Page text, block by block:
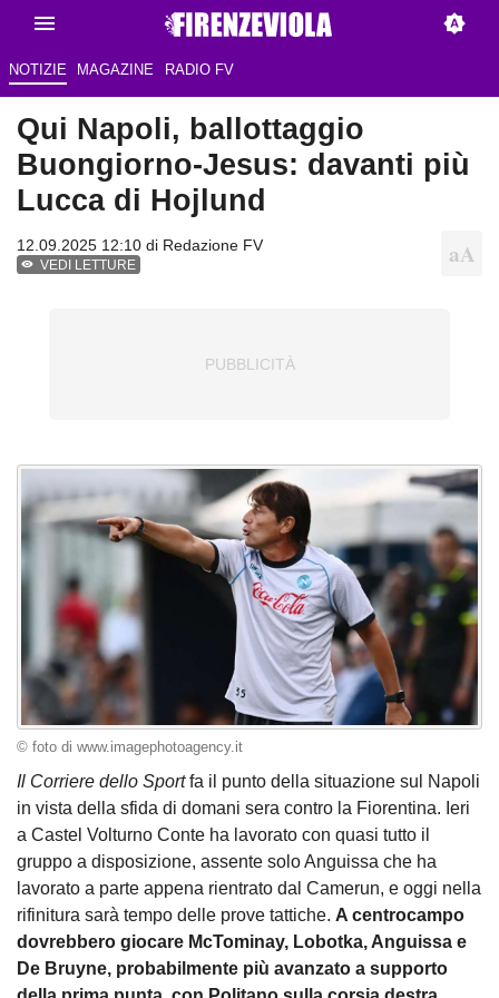
NOTIZIE MAGAZINE RADIO FV
Qui Napoli, ballottaggio
Buongiorno-Jesus: davanti più
Lucca di Hojlund
12.09.2025 12:10 di Redazione FV
VEDI LETTURE
© foto di www.imagephotoagency.it
Il Corriere dello Sportfa il punto della situazione sul Napoli
in vista della sfida di domani sera contro la Fiorentina. Ieri
a Castel Volturno Conte ha lavorato con quasi tutto il
gruppo a disposizione, assente solo Anguissa che ha
lavorato a parte appena rientrato dal Camerun, e oggi nella
rifinitura sarà tempo delle prove tattiche. A centrocampo
dovrebbero giocare McTominay, Lobotka, Anguissa e
De Bruyne, probabilmente più avanzato a supporto